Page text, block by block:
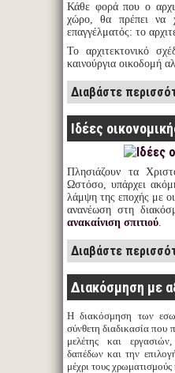
Κάθε φορά που ο
χώρο, θα πρέπει να
επαγγέλματός: το
Το αρχιτεκτονικό
καινούργια οικοδομή
Διαβάστε
Ιδέες
Πλησιάζουν τα
Ωστόσο, υπάρχει
λάμψη της εποχής με
ανανέωση στη
ανακαίνιση σπιτιού.
Διαβάστε
Διακόσμηση με
Η διακόσμηση των
σύνθετη διαδικασία που
μελέτης και
δαπέδων και την
μέχρι τους